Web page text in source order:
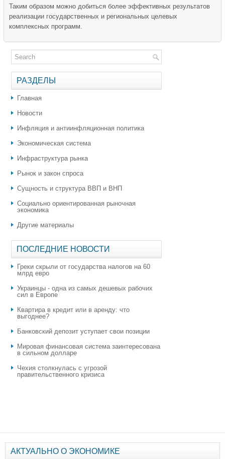
Таким образом можно добиться более эффективных результатов
реализации государственных и региональных целевых
комплексных программ.
РАЗДЕЛЫ
Главная
Новости
Инфляция и антиинфляционная политика
Экономическая система
Инфраструктура рынка
Рынок и закон спроса
Сущность и структура ВВП и ВНП
Социально ориентированная рыночная
экономика
Другие материалы
ПОСЛЕДНИЕ НОВОСТИ
Греки скрыли от государства налогов на 60
млрд евро
Украинцы - одна из самых дешевых рабочих
сил в Европе
Квартира в кредит или в аренду: что
выгоднее?
​Банковский депозит уступает свои позиции
Мировая финансовая система заинтересована
в сильном долларе
Чехия столкнулась с угрозой
правительственного кризиса
АКТУАЛЬНО О ЭКОНОМИКЕ